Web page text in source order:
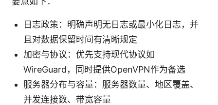
日志政策：明确声明无日志或最小化日志，并
且对数据保留时间有清晰规定
加密与协议：优先支持现代协议如
WireGuard，同时提供OpenVPN作为备选
服务器分布与容量：服务器数量、地区覆盖、
并发连接数、带宽容量